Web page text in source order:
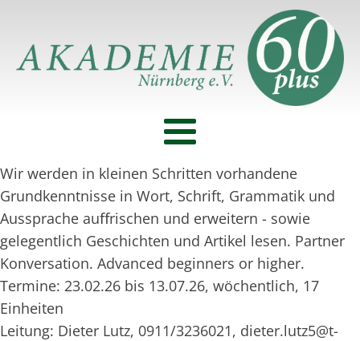
Wir werden in kleinen Schritten vorhandene
Grundkenntnisse in Wort, Schrift, Grammatik und
Aussprache auﬀrischen und erweitern - sowie
gelegentlich Geschichten und Artikel lesen. Partner
Konversation. Advanced beginners or higher.
Termine: 23.02.26 bis 13.07.26, wöchentlich, 17
Einheiten
Leitung: Dieter Lutz, 0911/3236021, dieter.lutz5@t-